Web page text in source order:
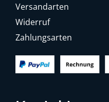
Versandarten
Widerruf
Zahlungsarten